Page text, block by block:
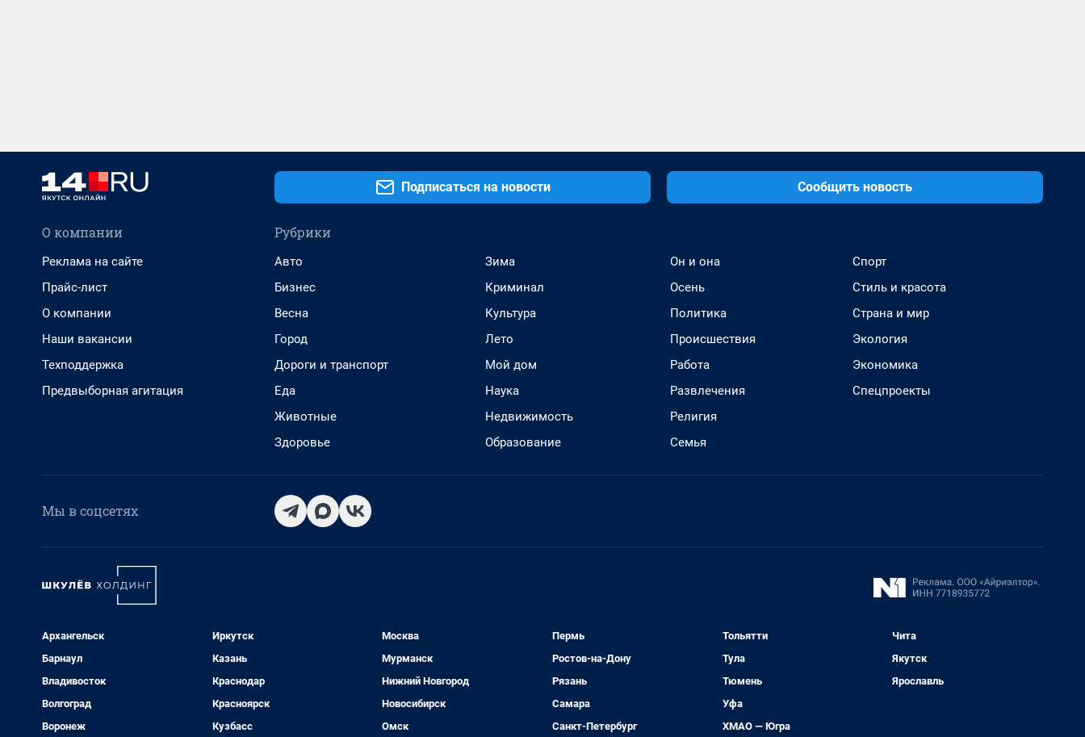
Подписаться на новости Сообщить новость
О компании
Реклама на сайте
Прайс-лист
О компании
Наши вакансии
Техподдержка
Предвыборная агитация
Рубрики
Авто
Бизнес
Весна
Город
Дороги и транспорт
Еда
Животные
Здоровье
Зима
Криминал
Культура
Лето
Мой дом
Наука
Недвижимость
Образование
Он и она
Осень
Политика
Происшествия
Работа
Развлечения
Религия
Семья
Спорт
Стиль и красота
Страна и мир
Экология
Экономика
Спецпроекты
Мы в соцсетях
Архангельск
Барнаул
Владивосток
Волгоград
Воронеж
Иркутск
Казань
Краснодар
Красноярск
Кузбасс
Москва
Мурманск
Нижний Новгород
Новосибирск
Омск
Пермь
Ростов-на-Дону
Рязань
Самара
Санкт-Петербург
Тольятти
Тула
Тюмень
Уфа
ХМАО — Югра
Чита
Якутск
Ярославль